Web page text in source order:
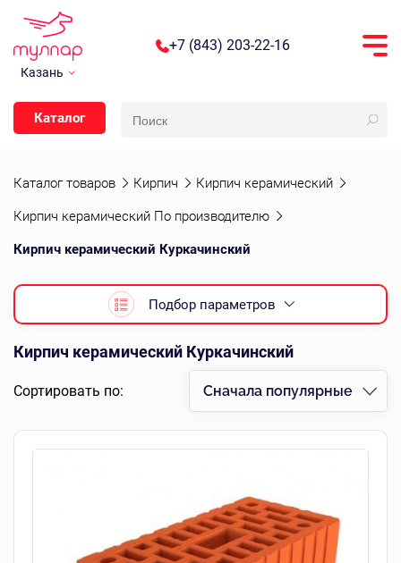
Казань
+7 (843) 203-22-16
Каталог
Каталог товаров Кирпич Кирпич керамический
Кирпич керамический По производителю
Кирпич керамический Куркачинский
Подбор параметров
Кирпич керамический Куркачинский
Сортировать по: Сначала популярные